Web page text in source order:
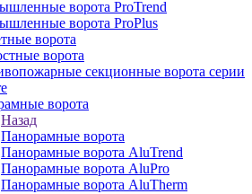
ворота ProTrend
ворота ProPlus
ворота
ворота
секционные ворота серии
ворота
Назад
Панорамные ворота
Панорамные ворота AluTrend
Панорамные ворота AluPro
Панорамные ворота AluTherm